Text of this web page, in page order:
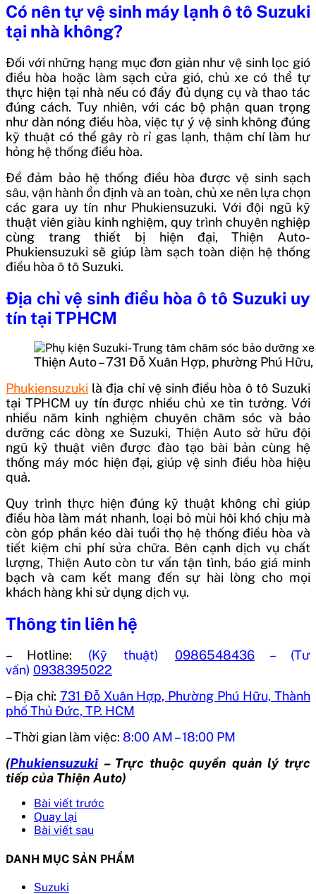
Có nên tự vệ sinh máy lạnh ô tô Suzuki
tại nhà không?
Đối với những hạng mục đơn giản như vệ sinh lọc gió
điều hòa hoặc làm sạch cửa gió, chủ xe có thể tự
thực hiện tại nhà nếu có đầy đủ dụng cụ và thao tác
đúng cách. Tuy nhiên, với các bộ phận quan trọng
như dàn nóng điều hòa, việc tự ý vệ sinh không đúng
kỹ thuật có thể gây rò rỉ gas lạnh, thậm chí làm hư
hỏng hệ thống điều hòa.
Để đảm bảo hệ thống điều hòa được vệ sinh sạch
sâu, vận hành ổn định và an toàn, chủ xe nên lựa chọn
các gara uy tín như Phukiensuzuki. Với đội ngũ kỹ
thuật viên giàu kinh nghiệm, quy trình chuyên nghiệp
cùng trang thiết bị hiện đại, Thiện Auto-
Phukiensuzuki sẽ giúp làm sạch toàn diện hệ thống
điều hòa ô tô Suzuki.
Địa chỉ vệ sinh điều hòa ô tô Suzuki uy
tín tại TPHCM
Thiện Auto – 731 Đỗ Xuân Hợp, phường Phú Hữu,
Phukiensuzuki là địa chỉ vệ sinh điều hòa ô tô Suzuki
tại TPHCM uy tín được nhiều chủ xe tin tưởng. Với
nhiều năm kinh nghiệm chuyên chăm sóc và bảo
dưỡng các dòng xe Suzuki, Thiện Auto sở hữu đội
ngũ kỹ thuật viên được đào tạo bài bản cùng hệ
thống máy móc hiện đại, giúp vệ sinh điều hòa hiệu
quả.
Quy trình thực hiện đúng kỹ thuật không chỉ giúp
điều hòa làm mát nhanh, loại bỏ mùi hôi khó chịu mà
còn góp phần kéo dài tuổi thọ hệ thống điều hòa và
tiết kiệm chi phí sửa chữa. Bên cạnh dịch vụ chất
lượng, Thiện Auto còn tư vấn tận tình, báo giá minh
bạch và cam kết mang đến sự hài lòng cho mọi
khách hàng khi sử dụng dịch vụ.
Thông tin liên hệ
– Hotline: (Kỹ thuật) 0986548436 – (Tư
vấn) 0938395022
– Địa chỉ: 731 Đỗ Xuân Hợp, Phường Phú Hữu, Thành
phố Thủ Đức, TP. HCM
– Thời gian làm việc: 8:00 AM – 18:00 PM
(Phukiensuzuki – Trực thuộc quyền quản lý trực
tiếp của Thiện Auto)
Bài viết trước
Quay lại
Bài viết sau
DANH MỤC SẢN PHẨM
Suzuki